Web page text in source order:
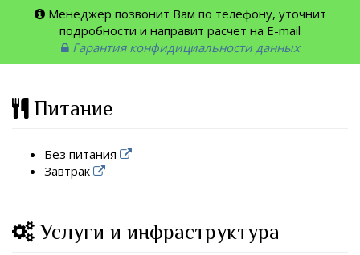
Менеджер позвонит Вам по телефону, уточнит
подробности и направит расчет на E-mail
Гарантия конфидициальности данных
Питание
Без питания
Завтрак
Услуги и инфраструктура